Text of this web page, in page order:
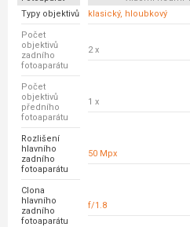
Typy objektivů
klasický, hloubkový
Počet
objektivů
zadního
fotoaparátu
2 x
Počet
objektivů
předního
fotoaparátu
1 x
Rozlišení
hlavního
zadního
fotoaparátu
50 Mpx
Clona
hlavního
zadního
fotoaparátu
f/1.8